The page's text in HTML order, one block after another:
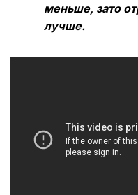
меньше, зато
лучше.